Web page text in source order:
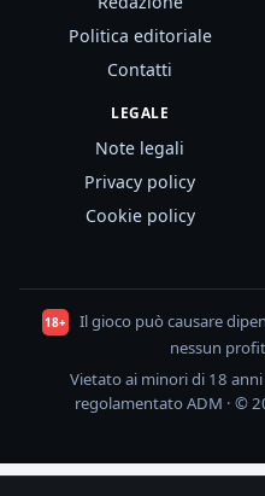
Politica editoriale
Contatti
LEGALE
Note legali
Privacy policy
Cookie policy
18+
Il gioco può causare
nessun
Vietato ai minori di 18 anni
regolamentato ADM · ©